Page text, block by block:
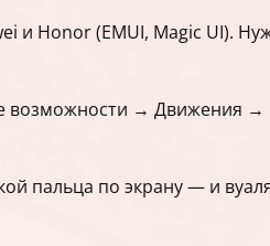
и Honor (EMUI, Magic UI).
возможности → Движения →
пальца по экрану — и